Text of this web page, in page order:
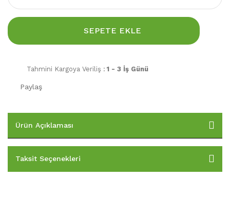
SEPETE EKLE
Tahmini Kargoya Veriliş : 1 - 3 İş Günü
Paylaş
Ürün Açıklaması
Taksit Seçenekleri